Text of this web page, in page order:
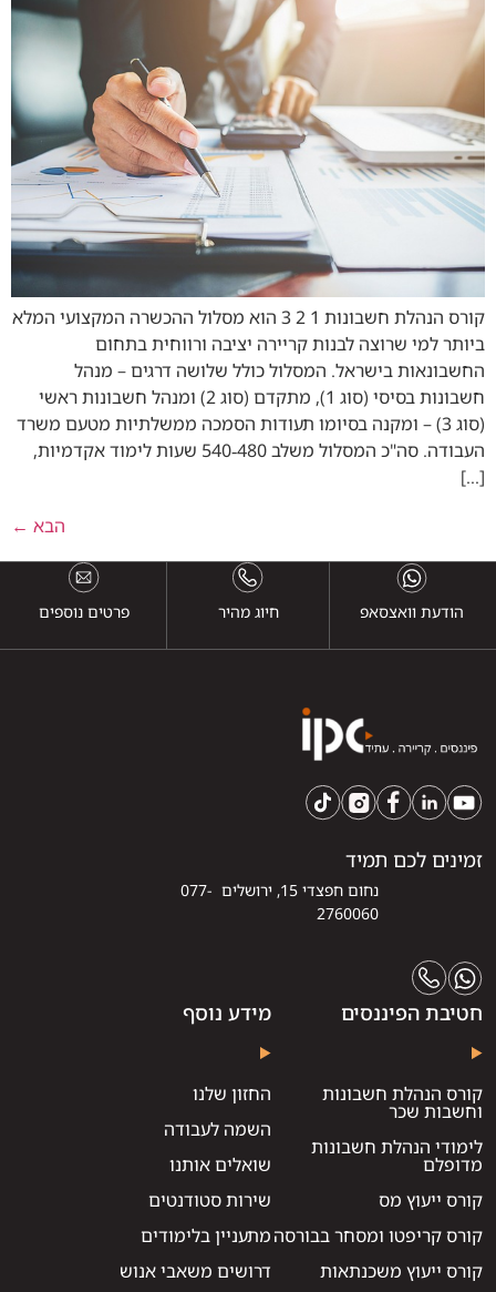
קורס הנהלת חשבונות 1 2 3 הוא מסלול ההכשרה המקצועי המלא
ביותר למי שרוצה לבנות קריירה יציבה ורווחית בתחום
החשבונאות בישראל. המסלול כולל שלושה דרגים – מנהל
חשבונות בסיסי (סוג 1), מתקדם (סוג 2) ומנהל חשבונות ראשי
(סוג 3) – ומקנה בסיומו תעודות הסמכה ממשלתיות מטעם משרד
העבודה. סה"כ המסלול משלב 480‑540 שעות לימוד אקדמיות,
[…]
הבא ←
הודעת וואצסאפ חיוג מהיר פרטים נוספים
זמינים לכם תמיד
נחום חפצדי 15, ירושלים 077-
2760060
חטיבת הפיננסים
קורס הנהלת חשבונות
וחשבות שכר
לימודי הנהלת חשבונות
מדופלם
קורס ייעוץ מס
קורס קריפטו ומסחר בבורסה
קורס ייעוץ משכנתאות
מידע נוסף
החזון שלנו
השמה לעבודה
שואלים אותנו
שירות סטודנטים
מתעניין בלימודים
דרושים משאבי אנוש